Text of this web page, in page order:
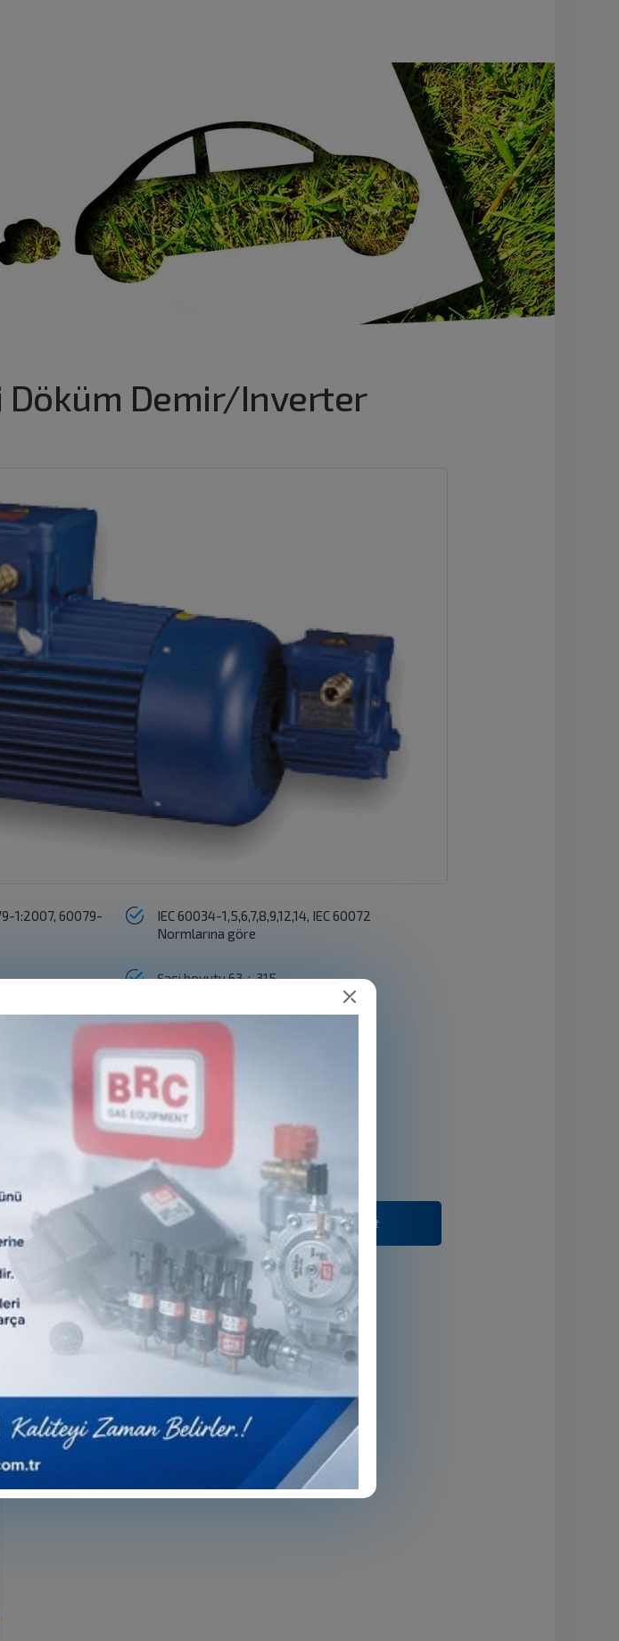
Döküm Demir/Inverter
1:2007, 60079-
IEC 60034-1,5,6,7,8,9,12,14, IEC 60072
Normlarına göre
Şasi boyutu 63 ÷ 315
Grup IIB, IIC
Koruma IP55 ÷ IP66
Üç kademeli
Twitter Tavsiye Et
INVERTERLİ MOTOR Ürünleri